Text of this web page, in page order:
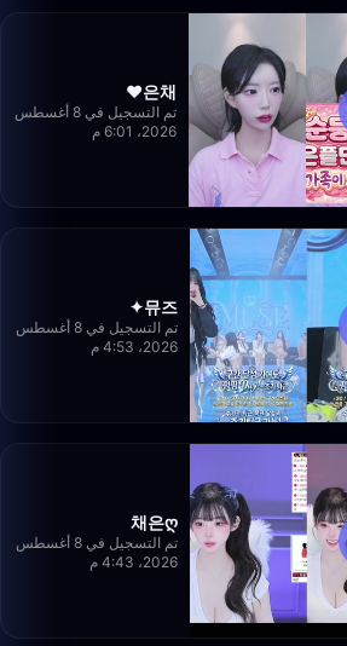
은채❤️
تم التسجيل في 8 أغسطس
2026، 6:01 م
뮤즈✦
تم التسجيل في 8 أغسطس
2026، 4:53 م
채은ღ
تم التسجيل في 8 أغسطس
2026، 4:43 م